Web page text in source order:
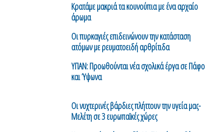
Κρατάμε μακριά τα κουνούπια με ένα αρχαίο
άρωμα
Οι πυρκαγιές επιδεινώνουν την κατάσταση
ατόμων με ρευματοειδή αρθρίτιδα
ΥΠΑΝ: Προωθούνται νέα σχολικά έργα σε Πάφο
και Ύψωνα
Οι νυχτερινές βάρδιες πλήττουν την υγεία μας-
Μελέτη σε 3 ευρωπαϊκές χώρες